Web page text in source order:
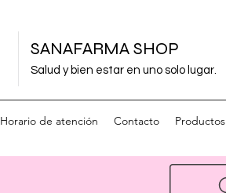
SANAFARMA SHOP
Salud y bien estar en uno solo lugar.
Horario de atención Contacto Productos